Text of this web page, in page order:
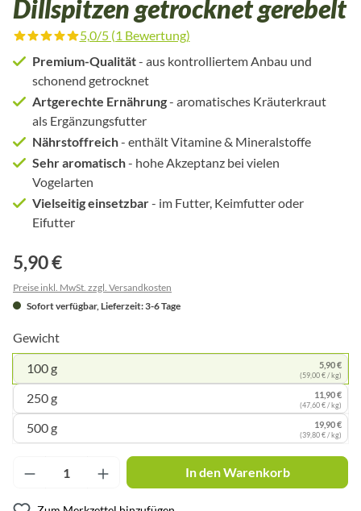
Dillspitzen getrocknet gerebelt
Durchschnittliche Bewertung von 5 von 5 Sternen
5,0/5 (1 Bewertung)
Premium-Qualität- aus kontrolliertem Anbau und
schonend getrocknet
Artgerechte Ernährung- aromatisches Kräuterkraut
als Ergänzungsfutter
Nährstoffreich- enthält Vitamine & Mineralstoffe
Sehr aromatisch- hohe Akzeptanz bei vielen
Vogelarten
Vielseitig einsetzbar- im Futter, Keimfutter oder
Eifutter
5,90 €
Preise inkl. MwSt. zzgl. Versandkosten
Sofort verfügbar, Lieferzeit: 3-6 Tage
Gewicht
100 g
5,90 €
(59,00 € / kg)
250 g 11,90 €
(47,60 € / kg)
500 g 19,90 €
(39,80 € / kg)
Produkt Anzahl: Gib den gewünschten
In den Warenkorb